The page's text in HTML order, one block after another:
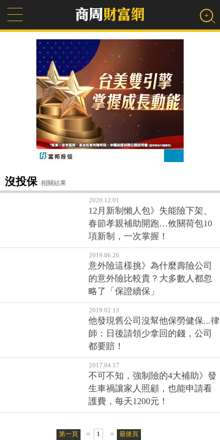
沒投保 相關結果
2020.12.01
12月新制懶人包》失能險下架、
春節孝親補助開跑…攸關荷包10
項新制，一次掌握！
2019.06.26
意外險這樣挑》為什麼壽險公司
的意外險比較貴？大多數人都忽
略了「保證續保」
2019.02.13
他發現舊公司沒幫他保勞健保...律
師：日後請領少拿回的錢，公司
都要賠！
2017.04.17
不可不知，強制險的4大補助》發
生車禍讓家人照顧，也能申請看
護費，每天1200元！
第一頁 « 1 » 最後頁